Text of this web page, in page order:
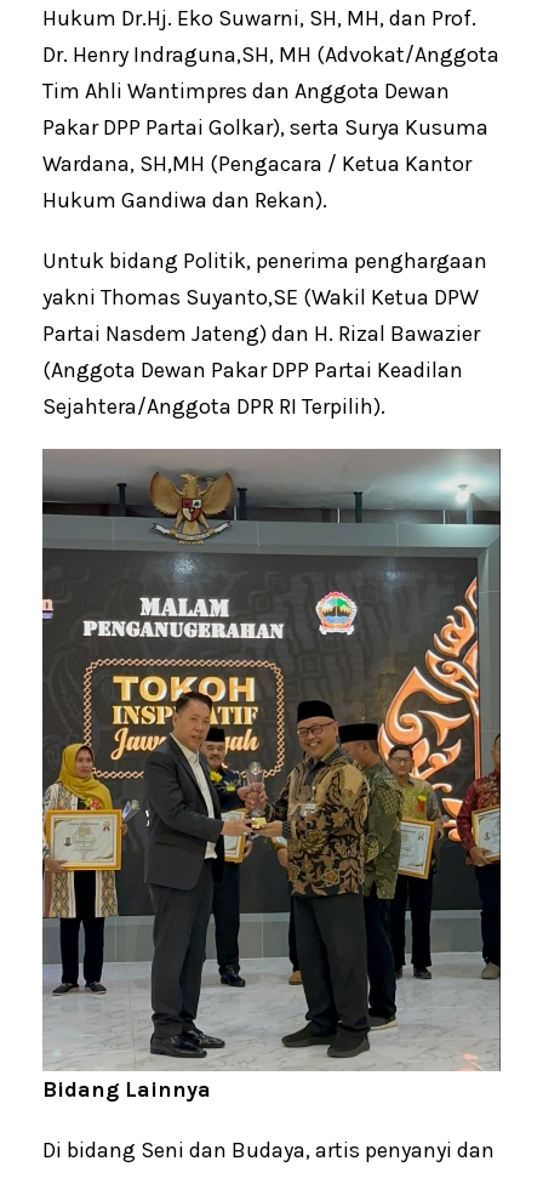
Hukum Dr.Hj. Eko Suwarni, SH, MH, dan Prof.
Dr. Henry Indraguna,SH, MH (Advokat/Anggota
Tim Ahli Wantimpres dan Anggota Dewan
Pakar DPP Partai Golkar), serta Surya Kusuma
Wardana, SH,MH (Pengacara / Ketua Kantor
Hukum Gandiwa dan Rekan).
Untuk bidang Politik, penerima penghargaan
yakni Thomas Suyanto,SE (Wakil Ketua DPW
Partai Nasdem Jateng) dan H. Rizal Bawazier
(Anggota Dewan Pakar DPP Partai Keadilan
Sejahtera/Anggota DPR RI Terpilih).
Bidang Lainnya
Di bidang Seni dan Budaya, artis penyanyi dan